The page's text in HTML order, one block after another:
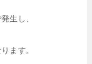
生し、
ます。